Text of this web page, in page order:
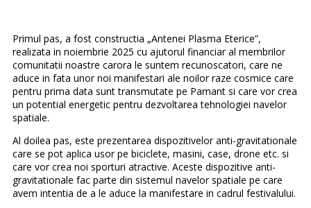
Primul pas, a fost constructia „Antenei Plasma Eterice”,
realizata in noiembrie 2025 cu ajutorul financiar al membrilor
comunitatii noastre carora le suntem recunoscatori, care ne
aduce in fata unor noi manifestari ale noilor raze cosmice care
pentru prima data sunt transmutate pe Pamant si care vor crea
un potential energetic pentru dezvoltarea tehnologiei navelor
spatiale.
Al doilea pas, este prezentarea dispozitivelor anti-gravitationale
care se pot aplica usor pe biciclete, masini, case, drone etc. si
care vor crea noi sporturi atractive. Aceste dispozitive anti-
gravitationale fac parte din sistemul navelor spatiale pe care
avem intentia de a le aduce la manifestare in cadrul festivalului.